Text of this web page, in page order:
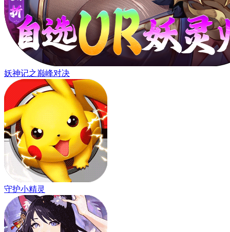
妖神记之巅峰对决
守护小精灵